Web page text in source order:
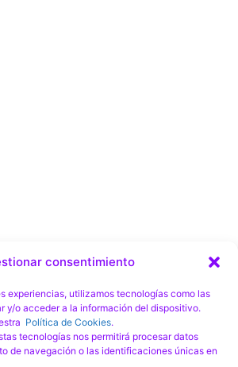
consentimiento
experiencias, utilizamos tecnologías como las
y/o acceder a la información del dispositivo.
Política de Cookies.
tecnologías nos permitirá procesar datos
de navegación o las identificaciones únicas en
Google Maps
De Privacidad